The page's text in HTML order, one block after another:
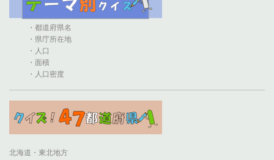
・都道府県名
・県庁所在地
・人口
・面積
・人口密度
北海道・東北地方